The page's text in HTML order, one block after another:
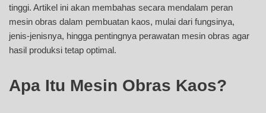
tinggi. Artikel ini akan membahas secara mendalam peran
mesin obras dalam pembuatan kaos, mulai dari fungsinya,
jenis-jenisnya, hingga pentingnya perawatan mesin obras agar
hasil produksi tetap optimal.
Apa Itu Mesin Obras Kaos?